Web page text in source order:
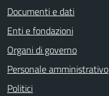
Documenti e dati
Enti e fondazioni
Organi di governo
Personale amministrativo
Politici